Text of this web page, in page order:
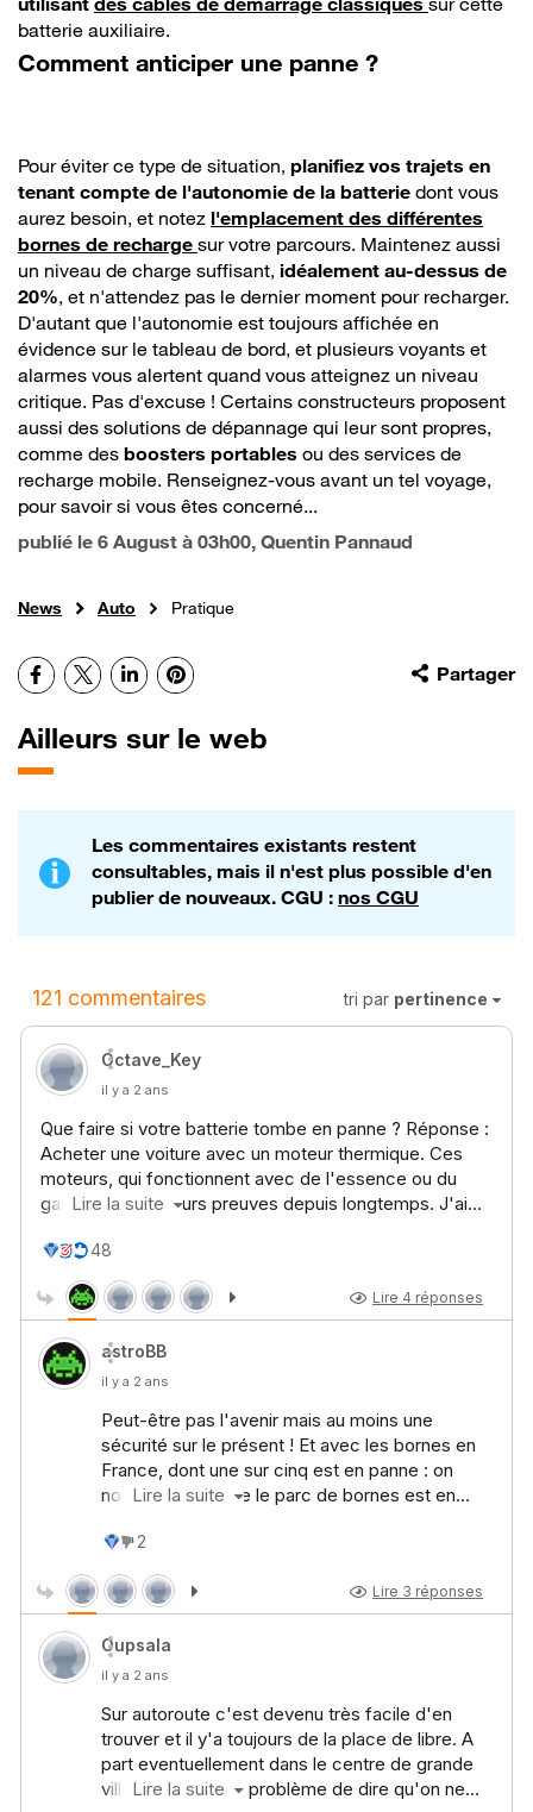
batterie auxiliaire.
Comment anticiper une panne ?
Pour éviter ce type de situation, planifiez vos trajets en
tenant compte de l'autonomie de la batterie dont vous
aurez besoin, et notez l'emplacement des différentes
bornes de recharge sur votre parcours. Maintenez aussi
un niveau de charge suffisant, idéalement au-dessus de
20%, et n'attendez pas le dernier moment pour recharger.
D'autant que l'autonomie est toujours affichée en
évidence sur le tableau de bord, et plusieurs voyants et
alarmes vous alertent quand vous atteignez un niveau
critique. Pas d'excuse ! Certains constructeurs proposent
aussi des solutions de dépannage qui leur sont propres,
comme des boosters portables ou des services de
recharge mobile. Renseignez-vous avant un tel voyage,
pour savoir si vous êtes concerné...
publié le 6 August à 03h00, Quentin Pannaud
News Auto Pratique
Partager
Facebook
X LinkedInPinterest
Ailleurs sur le web
Les commentaires existants restent
consultables, mais il n'est plus possible d'en
publier de nouveaux. CGU : nos CGU